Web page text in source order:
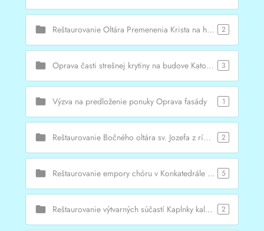
Reštaurovanie Oltára Premenenia Krista na hore Tábor z rímskokatolíckeho Kostola sv. Mikuláša v Prešove 2
Oprava časti strešnej krytiny na budove Katolíckeho kruhu 3
Výzva na predloženie ponuky Oprava fasády 1
Reštaurovanie Bočného oltára sv. Jozefa z rímskokatolíckeho Kostola sv. Mikuláša v Prešove 2
Reštaurovanie empory chóru v Konkatedrále sv. Mikuláša, Prešov 5
Reštaurovanie výtvarných súčastí Kaplnky kalvárskej, 4. zastavenie (Sväté schody) v ÚZPF pod č. 33405 – I. etapa 2